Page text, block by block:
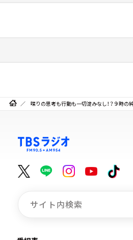
喋りの思考も行動も一切淀みなし！？９時の